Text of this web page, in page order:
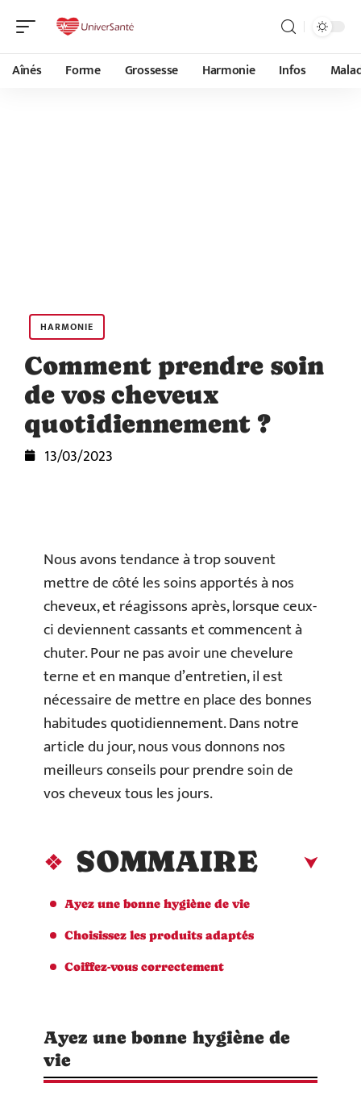
Aînés Forme Grossesse Harmonie Infos
HARMONIE
Comment prendre soin
de vos cheveux
quotidiennement ?
13/03/2023
Nous avons tendance à trop souvent
mettre de côté les soins apportés à nos
cheveux, et réagissons après, lorsque ceux-
ci deviennent cassants et commencent à
chuter. Pour ne pas avoir une chevelure
terne et en manque d’entretien, il est
nécessaire de mettre en place des bonnes
habitudes quotidiennement. Dans notre
article du jour, nous vous donnons nos
meilleurs conseils pour prendre soin de
vos cheveux tous les jours.
SOMMAIRE
Ayez une bonne hygiène de vie
Choisissez les produits adaptés
Coiffez-vous correctement
Ayez une bonne hygiène de
vie